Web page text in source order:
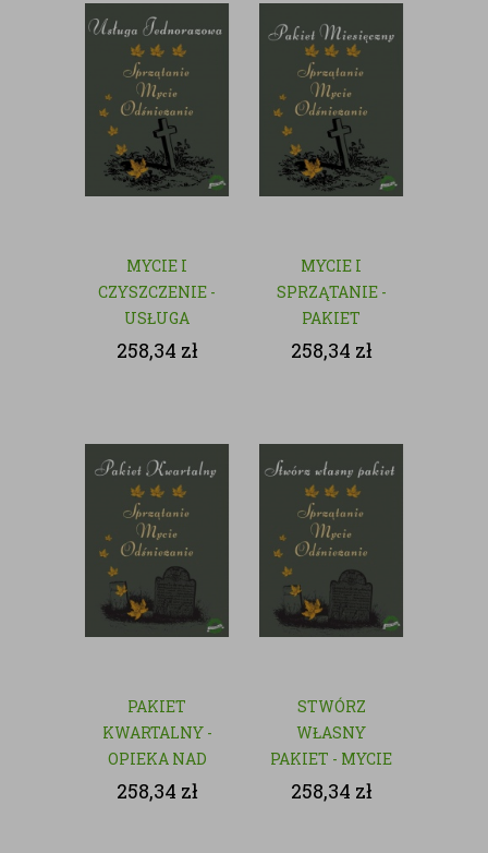
MYCIE I
CZYSZCZENIE -
USŁUGA
JEDNORAZOWA
258,34 zł
MYCIE I
SPRZĄTANIE -
PAKIET
MIESIĘCZY
258,34 zł
PAKIET
KWARTALNY -
OPIEKA NAD
GROBAMI
258,34 zł
STWÓRZ
WŁASNY
PAKIET - MYCIE
I CZYSZCZENIE
258,34 zł